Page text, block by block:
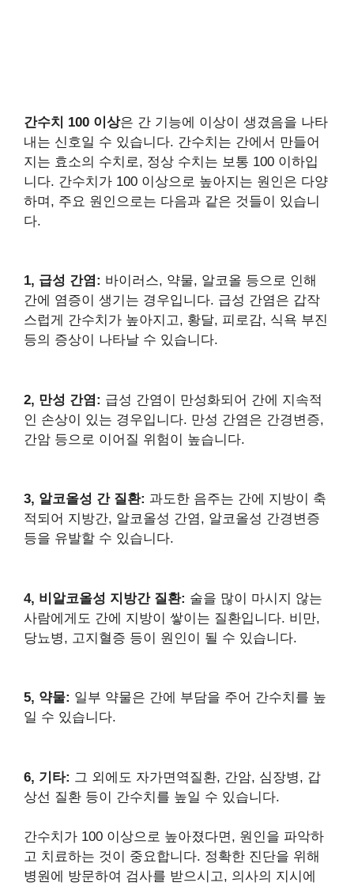
간수치 100 이상은 간 기능에 이상이 생겼음을 나타
내는 신호일 수 있습니다. 간수치는 간에서 만들어
지는 효소의 수치로, 정상 수치는 보통 100 이하입
니다. 간수치가 100 이상으로 높아지는 원인은 다양
하며, 주요 원인으로는 다음과 같은 것들이 있습니
다.
1, 급성 간염: 바이러스, 약물, 알코올 등으로 인해
간에 염증이 생기는 경우입니다. 급성 간염은 갑작
스럽게 간수치가 높아지고, 황달, 피로감, 식욕 부진
등의 증상이 나타날 수 있습니다.
2, 만성 간염: 급성 간염이 만성화되어 간에 지속적
인 손상이 있는 경우입니다. 만성 간염은 간경변증,
간암 등으로 이어질 위험이 높습니다.
3, 알코올성 간 질환: 과도한 음주는 간에 지방이 축
적되어 지방간, 알코올성 간염, 알코올성 간경변증
등을 유발할 수 있습니다.
4, 비알코올성 지방간 질환: 술을 많이 마시지 않는
사람에게도 간에 지방이 쌓이는 질환입니다. 비만,
당뇨병, 고지혈증 등이 원인이 될 수 있습니다.
5, 약물: 일부 약물은 간에 부담을 주어 간수치를 높
일 수 있습니다.
6, 기타: 그 외에도 자가면역질환, 간암, 심장병, 갑
상선 질환 등이 간수치를 높일 수 있습니다.
간수치가 100 이상으로 높아졌다면, 원인을 파악하
고 치료하는 것이 중요합니다. 정확한 진단을 위해
병원에 방문하여 검사를 받으시고, 의사의 지시에